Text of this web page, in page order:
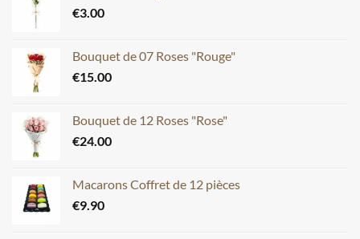
€3.00
Bouquet de 07 Roses "Rouge"
€15.00
Bouquet de 12 Roses "Rose"
€24.00
Macarons Coffret de 12 pièces
€9.90